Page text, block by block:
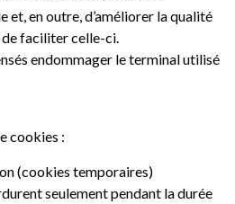
et, en outre, d’améliorer la qualité
faciliter celle-ci.
endommager le terminal utilisé
cookies :
(cookies temporaires)
seulement pendant la durée